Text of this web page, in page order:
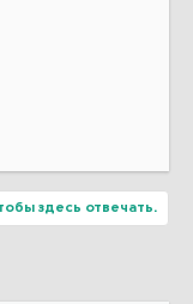
здесь отвечать.